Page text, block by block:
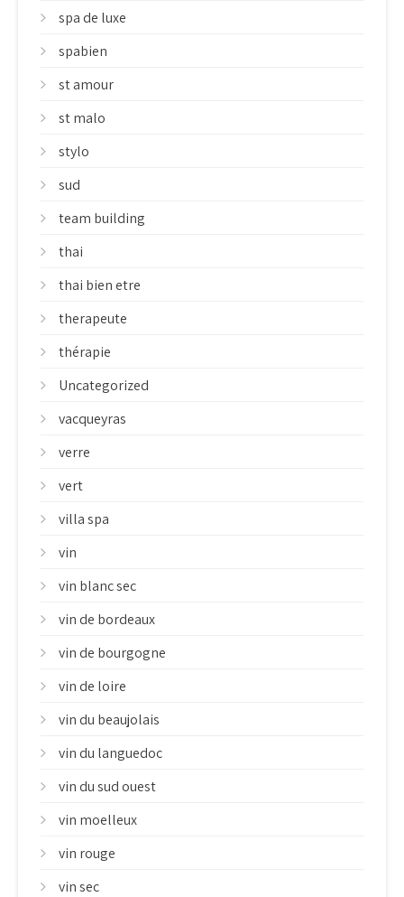
spa de luxe
spabien
st amour
st malo
stylo
sud
team building
thai
thai bien etre
therapeute
thérapie
Uncategorized
vacqueyras
verre
vert
villa spa
vin
vin blanc sec
vin de bordeaux
vin de bourgogne
vin de loire
vin du beaujolais
vin du languedoc
vin du sud ouest
vin moelleux
vin rouge
vin sec